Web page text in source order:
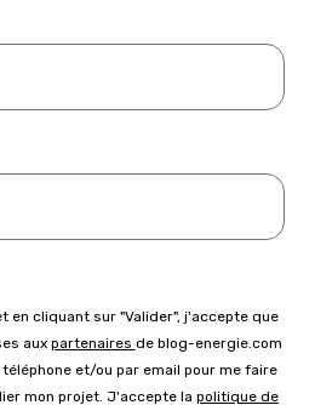
en cliquant sur "Valider", j'accepte que
aux partenaires de blog-energie.com
et/ou par email pour me faire
mon projet. J'accepte la politique de